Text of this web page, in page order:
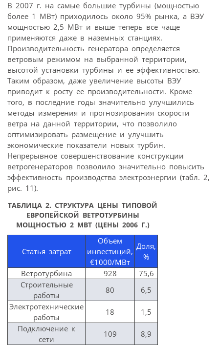
В 2007 г. на самые большие турбины (мощностью
более 1 МВт) приходилось около 95% рынка, а ВЭУ
мощностью 2,5 МВт и выше теперь все чаще
применяются даже в наземных станциях.
Производительность генератора определяется
ветровым режимом на выбранной территории,
высотой установки турбины и ее эффективностью.
Таким образом, даже увеличение высоты ВЭУ
приводит к росту ее производительности. Кроме
того, в последние годы значительно улучшились
методы измерения и прогнозирования скорости
ветра на данной территории, что позволило
оптимизировать размещение и улучшить
экономические показатели новых турбин.
Непрерывное совершенствование конструкции
ветрогенераторов позволило значительно повысить
эффективность производства электроэнергии (табл. 2,
рис. 11).
ТАБЛИЦА 2. СТРУКТУРА ЦЕНЫ ТИПОВОЙ
ЕВРОПЕЙСКОЙ ВЕТРОТУРБИНЫ
МОЩНОСТЬЮ 2 МВТ (ЦЕНЫ 2006 Г.)
Статья затрат
Объем
инвестиций,
€1000/МВт
Доля,
%
Ветротурбина
928
75,6
Строительные
работы
80
6,5
Электротехнические
работы
18
1,5
Подключение к
сети
109
8,9